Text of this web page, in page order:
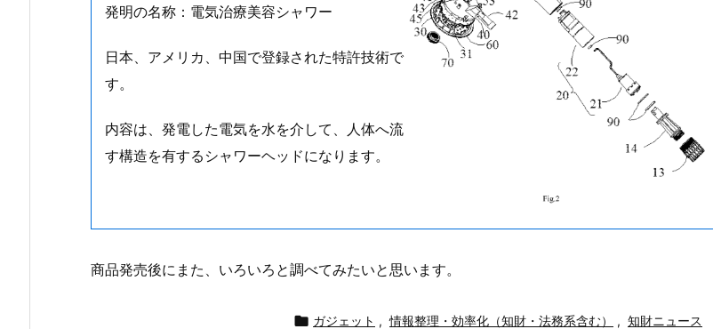
発明の名称：電気治療美容シャワー
日本、アメリカ、中国で登録された特許技術で
す。
内容は、発電した電気を水を介して、人体へ流
す構造を有するシャワーヘッドになります。
商品発売後にまた、いろいろと調べてみたいと思います。
 ガジェット , 情報整理・効率化（知財・法務系含む） , 知財ニュース